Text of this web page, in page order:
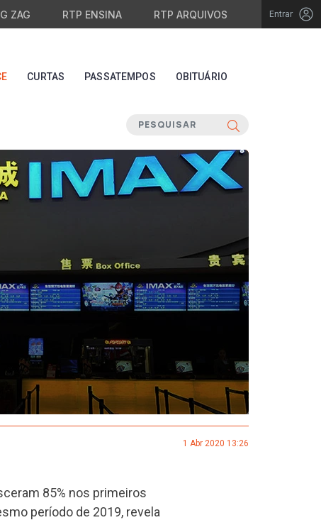
ZAG RTP ENSINA RTP ARQUIVOS Entrar
CURTAS PASSATEMPOS OBITUÁRIO
1 Abr 2020 13:26
85% nos primeiros
período de 2019, revela